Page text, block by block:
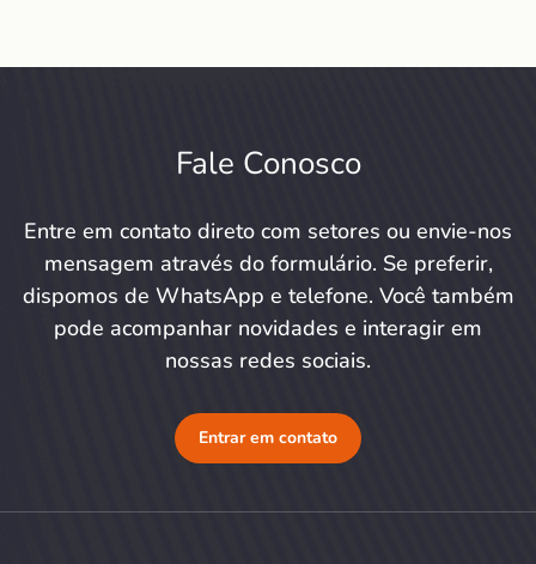
Fale Conosco
Entre em contato direto com setores ou envie-nos
mensagem através do formulário. Se preferir,
dispomos de WhatsApp e telefone. Você também
pode acompanhar novidades e interagir em
nossas redes sociais.
Entrar em contato